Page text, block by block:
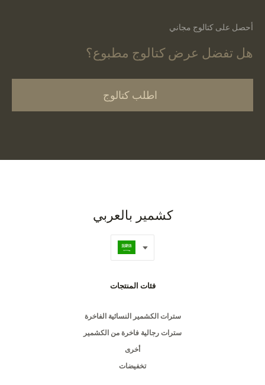
أحصل على كتالوج مجاني
هل تفضل عرض كتالوج مطبوع؟
اطلب كتالوج
كشمير بالعربي
فئات المنتجات
سترات الكشمير النسائية الفاخرة
سترات رجالية فاخرة من الكشمير
أخرى
تخفيضات